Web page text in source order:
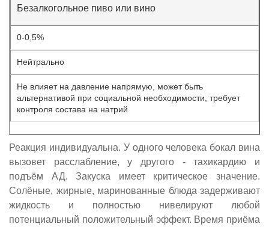
Безалкогольное пиво или вино
0-0,5%
Нейтрально
Не влияет на давление напрямую, может быть
альтернативой при социальной необходимости, требует
контроля состава на натрий
Реакция индивидуальна. У одного человека бокал вина
вызовет расслабление, у другого - тахикардию и
подъём АД. Закуска имеет критическое значение.
Солёные, жирные, маринованные блюда задерживают
жидкость и полностью нивелируют любой
потенциальный положительный эффект. Время приёма